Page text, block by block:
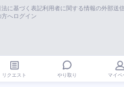
に基づく表記利用者に関する情報の外部送
方へログイン
リクエスト やり取り マイペ